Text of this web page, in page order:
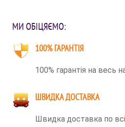
МИ ОБІЦЯЄМО:
100% ГАРАНТІЯ
100% гарантія на весь
ШВИДКА ДОСТАВКА
Швидка доставка по